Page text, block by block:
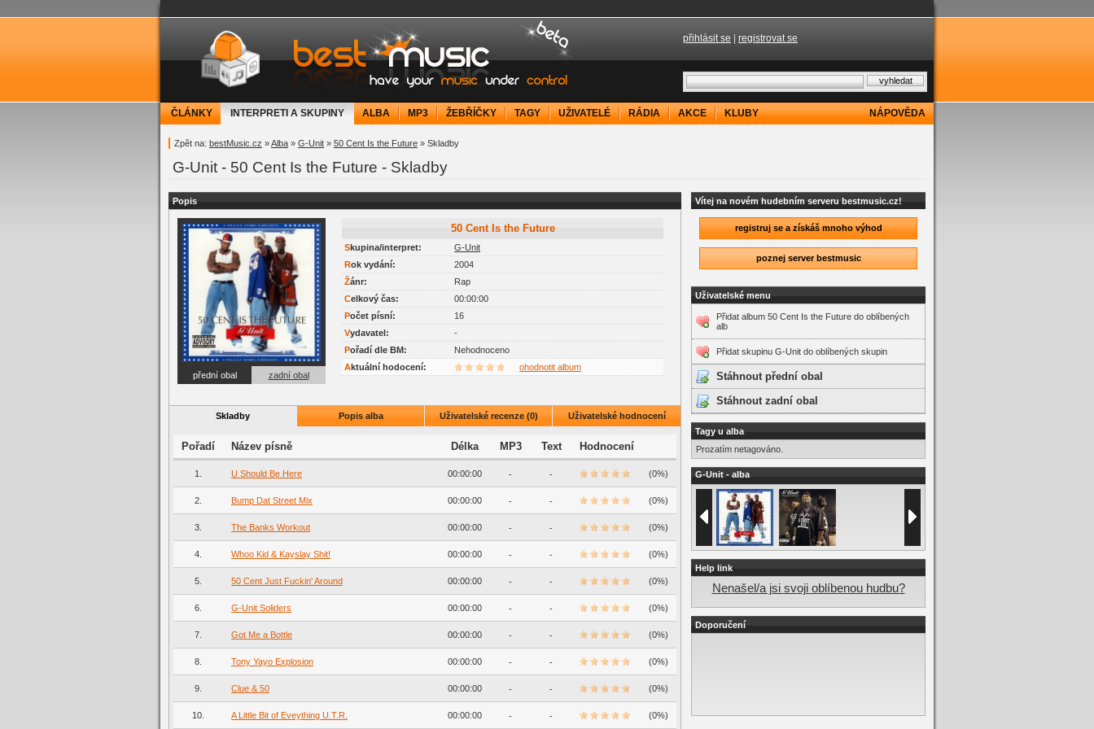
bestMusic.cz - Have your music under control
přihlásit se registrovat se
ČLÁNKY INTERPRETI A SKUPINY ALBA MP3 ŽEBŘÍČKY TAGY UŽIVATELÉ RÁDIA AKCE KLUBY NÁPOVĚDA
Zpět na: bestMusic.cz »Alba » G-Unit » 50 Cent Is the Future » Skladby
G-Unit - 50 Cent Is the Future - Skladby
Popis
přední obal zadní obal
50 Cent Is the Future
Skupina/interpret:
G-Unit
Rok vydání:
2004
Žánr:
Rap
Celkový čas:
00:00:00
Počet písní:
16
Vydavatel:
-
Pořadí dle BM:
Nehodnoceno
Aktuální hodocení:
ohodnotit album
Skladby Popis alba Uživatelské recenze (0) Uživatelské hodnocení
Pořadí Název písně Délka MP3 Text Hodnocení
1. U Should Be Here 00:00:00 - - (0%)
2. Bump Dat Street Mix 00:00:00 - - (0%)
3. The Banks Workout 00:00:00 - - (0%)
4. Whoo Kid & Kayslay Shit! 00:00:00 - - (0%)
5. 50 Cent Just Fuckin' Around 00:00:00 - - (0%)
6. G-Unit Soliders 00:00:00 - - (0%)
7. Got Me a Bottle 00:00:00 - - (0%)
8. Tony Yayo Explosion 00:00:00 - - (0%)
9. Clue & 50 00:00:00 - - (0%)
10. A Little Bit of Eveything U.T.R. 00:00:00 - - (0%)
Vítej na novém hudebním serveru bestmusic.cz!
registruj se a získáš mnoho výhod
poznej server bestmusic
Uživatelské menu
Přidat album 50 Cent Is the Future do oblíbených
alb
Přidat skupinu G-Unit do oblíbených skupin
Stáhnout přední obal
Stáhnout zadní obal
Tagy u alba
Prozatím netagováno.
G-Unit - alba
Help link
Nenašel/a jsi svoji oblíbenou hudbu?
Doporučení